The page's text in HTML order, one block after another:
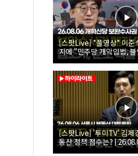
[스팟Live] *풀영상* 이준
지에 "민주당 개악입법,
26.08.06 개혁신당 보완수
[스팟Live] '투미TV' 김제
동산 정책 점수는? |
대토론회